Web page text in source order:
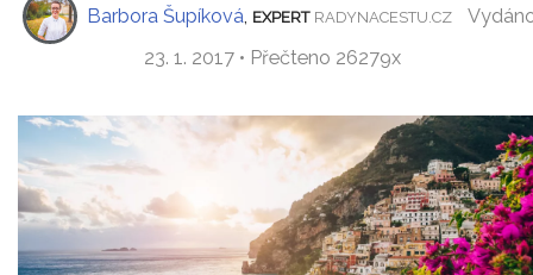
Barbora Šupíková EXPERT RADYNACESTU.CZ
23. 1. 2017 • Přečteno 26279x